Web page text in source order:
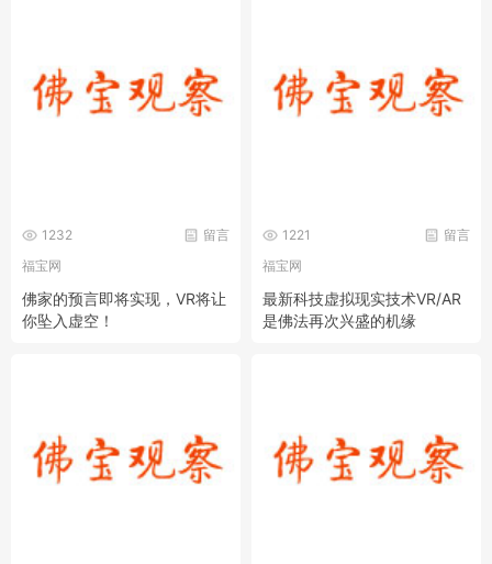
留言
1232
福宝网
佛家的预言即将实现，VR将让
你坠入虚空！
留言
1221
福宝网
最新科技虚拟现实技术VR/AR
是佛法再次兴盛的机缘